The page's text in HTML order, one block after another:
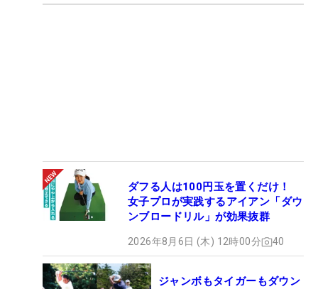
ダフる人は100円玉を置くだけ！
女子プロが実践するアイアン「ダウ
ンブロードリル」が効果抜群
2026年8月6日 (木) 12時00分 40
ジャンボもタイガーもダウン